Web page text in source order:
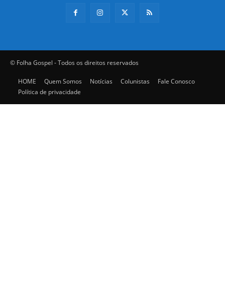
© Folha Gospel - Todos os direitos reservados
HOME Quem Somos Notícias Colunistas
Fale Conosco
Política de privacidade